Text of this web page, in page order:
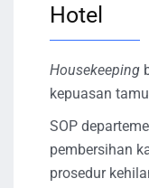
Hotel
Housekeeping
kepuasan
SOP
pembersihan
prosedur